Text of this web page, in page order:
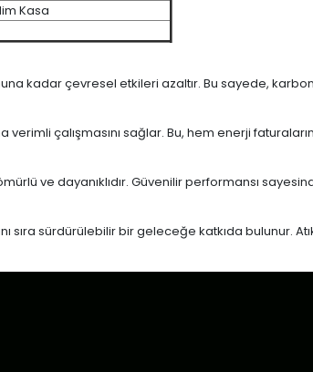
Kasa
kadar çevresel etkileri azaltır. Bu sayede,
çalışmasını sağlar. Bu, hem enerji
ve dayanıklıdır. Güvenilir performansı
sürdürülebilir bir geleceğe katkıda bulunur. Atık